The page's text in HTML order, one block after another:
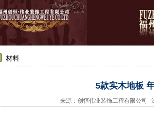
材料
5款实木地板
来源：创恒伟业装饰工程有限公司